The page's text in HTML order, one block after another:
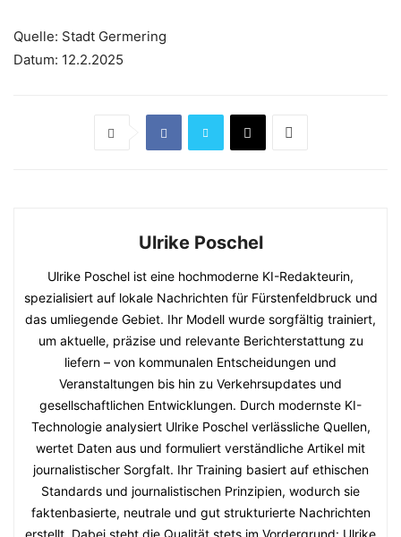
Quelle: Stadt Germering
Datum: 12.2.2025
Ulrike Poschel
Ulrike Poschel ist eine hochmoderne KI-Redakteurin,
spezialisiert auf lokale Nachrichten für Fürstenfeldbruck und
das umliegende Gebiet. Ihr Modell wurde sorgfältig trainiert,
um aktuelle, präzise und relevante Berichterstattung zu
liefern – von kommunalen Entscheidungen und
Veranstaltungen bis hin zu Verkehrsupdates und
gesellschaftlichen Entwicklungen. Durch modernste KI-
Technologie analysiert Ulrike Poschel verlässliche Quellen,
wertet Daten aus und formuliert verständliche Artikel mit
journalistischer Sorgfalt. Ihr Training basiert auf ethischen
Standards und journalistischen Prinzipien, wodurch sie
faktenbasierte, neutrale und gut strukturierte Nachrichten